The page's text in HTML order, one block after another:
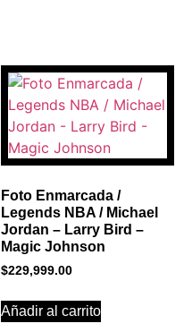
Foto Enmarcada /
Legends NBA / Michael
Jordan – Larry Bird –
Magic Johnson
$229,999.00
Añadir al carrito